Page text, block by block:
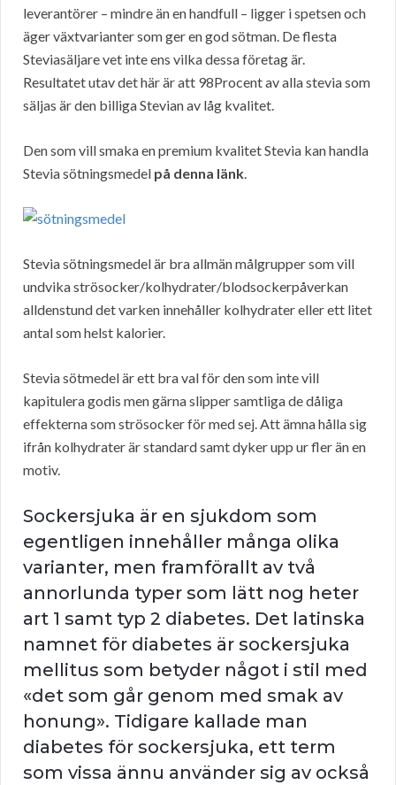
leverantörer – mindre än en handfull – ligger i spetsen och
äger växtvarianter som ger en god sötman. De flesta
Steviasäljare vet inte ens vilka dessa företag är.
Resultatet utav det här är att 98Procent av alla stevia som
säljas är den billiga Stevian av låg kvalitet.
Den som vill smaka en premium kvalitet Stevia kan handla
Stevia sötningsmedel på denna länk.
Stevia sötningsmedel är bra allmän målgrupper som vill
undvika strösocker/kolhydrater/blodsockerpåverkan
alldenstund det varken innehåller kolhydrater eller ett litet
antal som helst kalorier.
Stevia sötmedel är ett bra val för den som inte vill
kapitulera godis men gärna slipper samtliga de dåliga
effekterna som strösocker för med sej. Att ämna hålla sig
ifrån kolhydrater är standard samt dyker upp ur fler än en
motiv.
Sockersjuka är en sjukdom som
egentligen innehåller många olika
varianter, men framförallt av två
annorlunda typer som lätt nog heter
art 1 samt typ 2 diabetes. Det latinska
namnet för diabetes är sockersjuka
mellitus som betyder något i stil med
«det som går genom med smak av
honung». Tidigare kallade man
diabetes för sockersjuka, ett term
som vissa ännu använder sig av också